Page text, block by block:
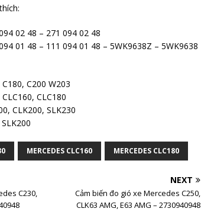
02 48 – 271 094 02 48
01 48 – 111 094 01 48 – 5WK9638Z – 5WK9638
C200 W203
CLC180
CLK200, SLK230
MERCEDES CLC160 MERCEDES CLC180
C230,
NEXT
Cảm biến đo gió xe Mercedes C250,
CLK63 AMG, E63 AMG – 2730940948